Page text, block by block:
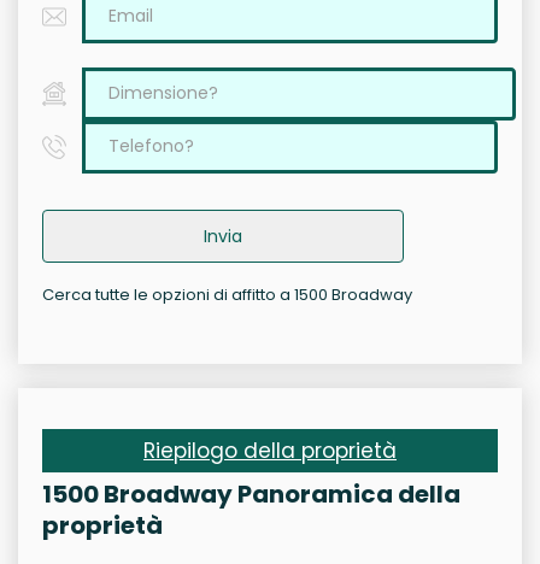
Invia
Cerca tutte le opzioni di affitto a 1500 Broadway
Riepilogo della proprietà
1500 Broadway Panoramica della
proprietà